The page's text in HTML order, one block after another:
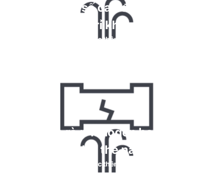
hóa học tần số cao để phát hiện rò
rỉ khí
Đọc thêm
Máy dò rò rỉ halogen hoạt động
như thế nào
Đọc thêm